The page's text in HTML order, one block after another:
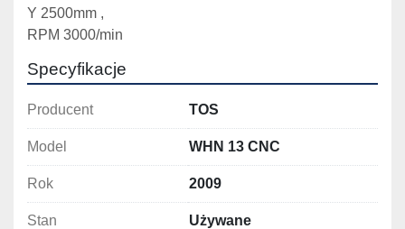
Y 2500mm ,
RPM 3000/min
Specyfikacje
Producent TOS
Model WHN 13 CNC
Rok 2009
Stan Używane